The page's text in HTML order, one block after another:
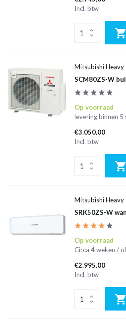
Incl. btw
Mitsubishi Heavy
SCM80ZS-W
Op voorraad
levering binnen 5
€3.050,00
Incl. btw
Mitsubishi Heavy
SRK50ZS-W
Op voorraad
Circa 4 weken /
€2.995,00
Incl. btw